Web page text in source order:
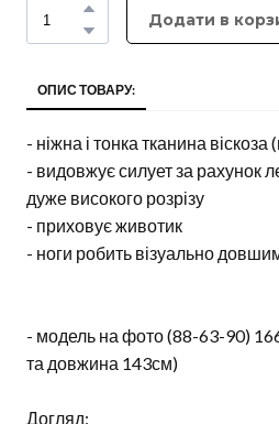
Додати в
ОПИС ТОВАРУ:
- ніжна і тонка тканина
- видовжує силует за рахунок
дуже високого розрізу
- приховує животик
- ноги робить візуально
- модель на фото (88-63-90)
та довжина 143см)
Догляд: